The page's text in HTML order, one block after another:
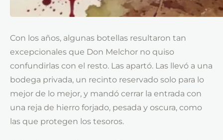
Con los años, algunas botellas resultaron tan
excepcionales que Don Melchor no quiso
confundirlas con el resto. Las apartó. Las llevó a una
bodega privada, un recinto reservado solo para lo
mejor de lo mejor, y mandó cerrar la entrada con
una reja de hierro forjado, pesada y oscura, como
las que protegen los tesoros.